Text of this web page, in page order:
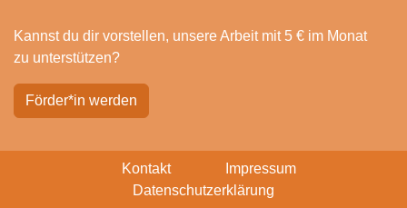
Kannst du dir vorstellen, unsere Arbeit mit 5 € im Monat
zu unterstützen?
Förder*in werden
Kontakt
Impressum
Datenschutzerklärung